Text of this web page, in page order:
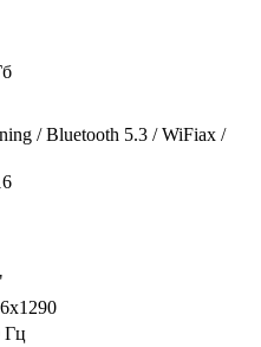
/ Bluetooth 5.3 / WiFiax /
Гц